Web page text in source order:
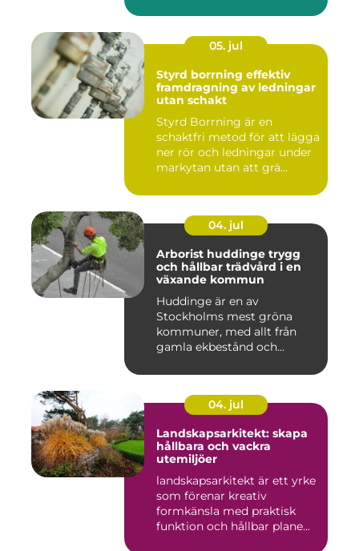
05. jul
Styrd borrning effektiv
framdragning av ledningar
utan schakt
Styrd Borrning är en
schaktfri metod för att lägga
ner rör och ledningar under
markytan utan att grä...
04. jul
Arborist huddinge trygg
och hållbar trädvård i en
växande kommun
Huddinge är en av
Stockholms mest gröna
kommuner, med allt från
gamla ekbestånd och
04. jul
Landskapsarkitekt: skapa
hållbara och vackra
utemiljöer
landskapsarkitekt är ett yrke
som förenar kreativ
formkänsla med praktisk
funktion och hållbar plane...